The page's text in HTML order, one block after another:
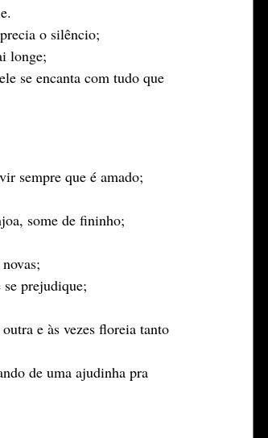
o silêncio;
longe;
se encanta com tudo que
sempre que é amado;
some de fininho;
se prejudique;
e às vezes floreia tanto
de uma ajudinha pra